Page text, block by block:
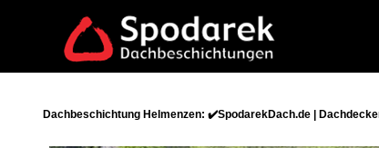
Dachbeschichtung Helmenzen: ✔️SpodarekDach.de |